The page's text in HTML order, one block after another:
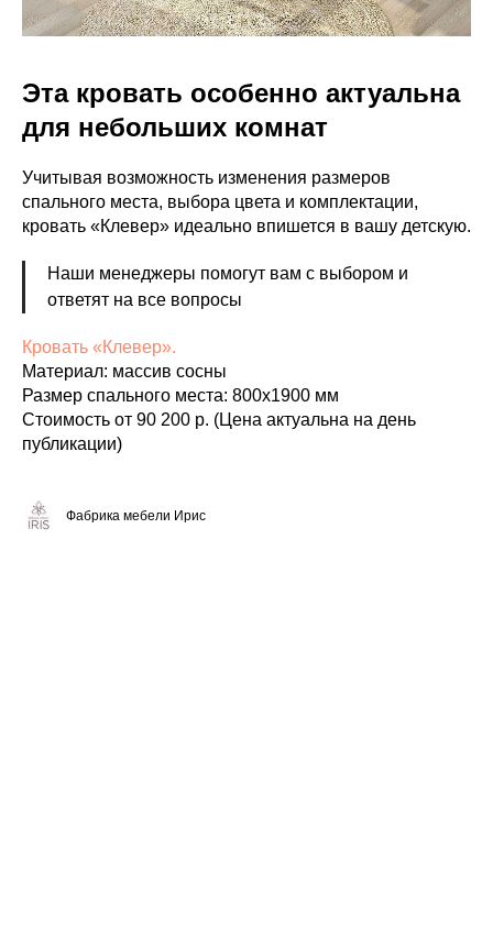
Эта кровать особенно актуальна
для небольших комнат
Учитывая возможность изменения размеров
спального места, выбора цвета и комплектации,
кровать «Клевер» идеально впишется в вашу детскую.
Наши менеджеры помогут вам с выбором и
ответят на все вопросы
Кровать «Клевер».
Материал: массив сосны
Размер спального места: 800х1900 мм
Стоимость от 90 200 р. (Цена актуальна на день
публикации)
Фабрика мебели Ирис